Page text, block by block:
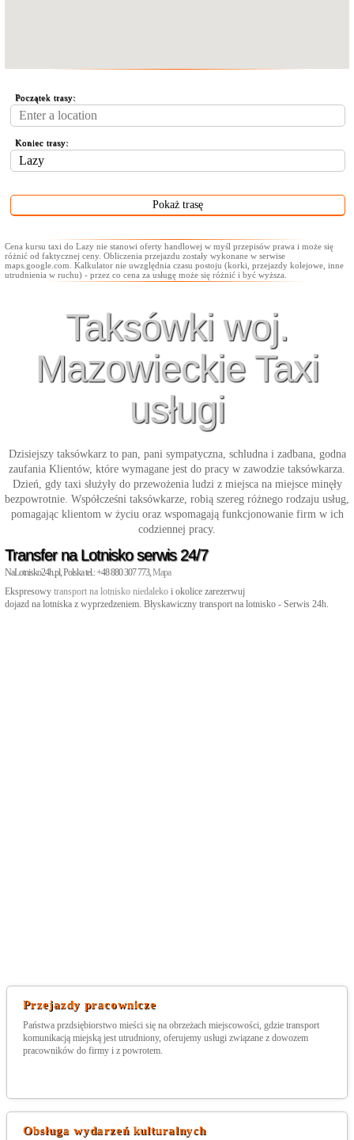
Początek trasy:
Koniec trasy:
Cena kursu taxi do Lazy nie stanowi oferty handlowej w myśl przepisów prawa i może się
różnić od faktycznej ceny. Obliczenia przejazdu zostały wykonane w serwise
maps.google.com. Kalkulator nie uwzględnia czasu postoju (korki, przejazdy kolejowe, inne
utrudnienia w ruchu) - przez co cena za usługę może się różnić i być wyższa.
Taksówki woj.
Mazowieckie Taxi
usługi
Dzisiejszy taksówkarz to pan, pani sympatyczna, schludna i zadbana, godna
zaufania Klientów, które wymagane jest do pracy w zawodzie taksówkarza.
Dzień, gdy taxi służyły do przewożenia ludzi z miejsca na miejsce minęły
bezpowrotnie. Współcześni taksówkarze, robią szereg różnego rodzaju usług,
pomagając klientom w życiu oraz wspomagają funkcjonowanie firm w ich
codziennej pracy.
Transfer na Lotnisko serwis 24/7
NaLotnisko24h.pl, Polska tel.: +48 880 307 773,Mapa
Ekspresowy transport na lotnisko niedaleko i okolice zarezerwuj
dojazd na lotniska z wyprzedzeniem. Błyskawiczny transport na lotnisko - Serwis 24h.
Przejazdy pracownicze
Państwa przdsiębiorstwo mieści się na obrzeżach miejscowości, gdzie transport
komunikacją miejską jest utrudniony, oferujemy usługi związane z dowozem
pracowników do firmy i z powrotem.
Obsługa wydarzeń kulturalnych